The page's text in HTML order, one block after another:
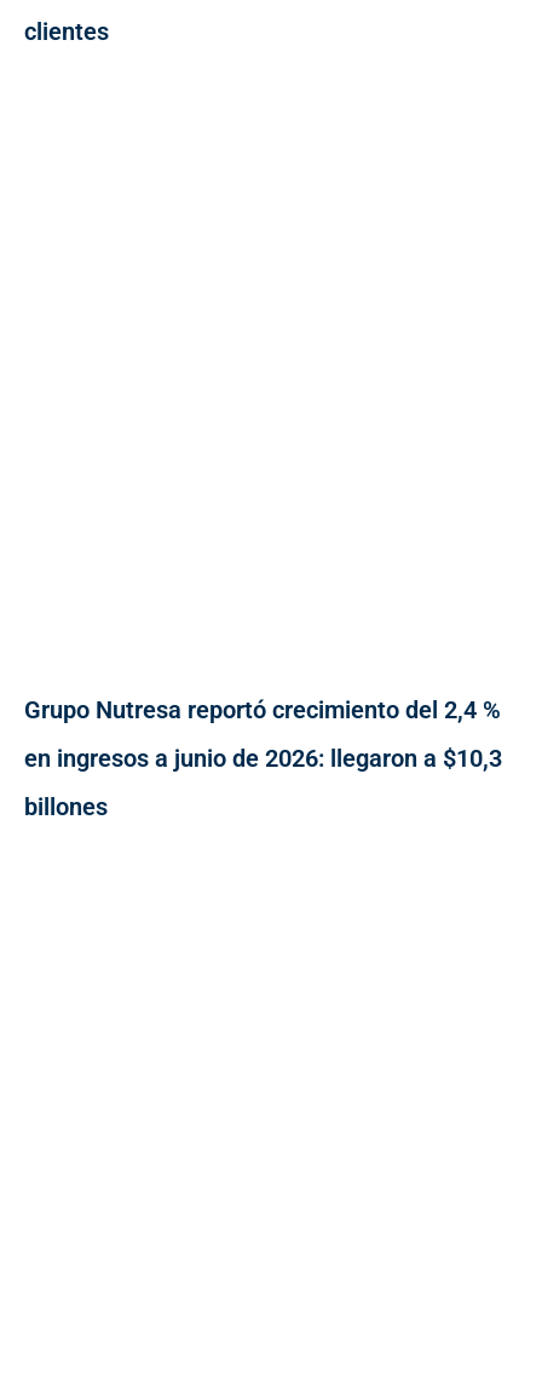
clientes
Grupo Nutresa reportó crecimiento del 2,4 %
en ingresos a junio de 2026: llegaron a $10,3
billones